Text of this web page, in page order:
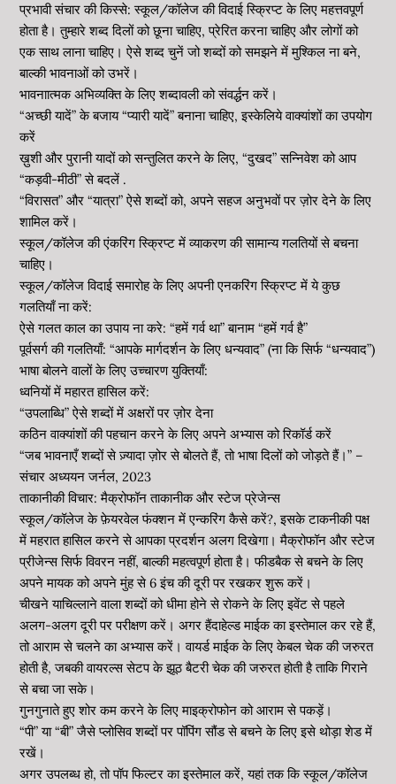
प्रभावी संचार की किस्से: स्कूल/कॉलेज की विदाई स्क्रिप्ट के लिए महत्तवपूर्ण
होता है। तुम्हारे शब्द दिलों को छूना चाहिए, प्रेरित करना चाहिए और लोगों को
एक साथ लाना चाहिए। ऐसे शब्द चुनें जो शब्दों को समझने में मुश्किल ना बने,
बाल्की भावनाओं को उभरें।
भावनाात्मक अभिव्यक्ति के लिए शब्दावली को संवर्द्धन करें।
“अच्छी यादें” के बजाय “प्यारी यादें” बनाना चाहिए, इस्केलिये वाक्यांशों का उपयोग
करें
ख़ुशी और पुरानी यादों को सन्तुलित करने के लिए, “दुखद” सन्निवेश को आप
“कड़वी-मीठी” से बदलें .
“विरासत” और “यात्रा” ऐसे शब्दों को, अपने सहज अनुभवों पर ज़ोर देने के लिए
शामिल करें।
स्कूल/कॉलेज की एंकरिंग स्क्रिप्ट में व्याकरण की सामान्य गलतियों से बचना
चाहिए।
स्कूल/कॉलेज विदाई समारोह के लिए अपनी एनकरिंग स्क्रिप्ट में ये कुछ
गलतियाँ ना करें:
ऐसे गलत काल का उपाय ना करे: “हमें गर्व था” बानाम “हमें गर्व है”
पूर्वसर्ग की गलतियाँ: “आपके मार्गदर्शन के लिए धन्यवाद” (ना कि सिर्फ “धन्यवाद”)
भाषा बोलने वालों के लिए उच्चारण युक्तियाँ:
ध्वनियों में महारत हासिल करें:
“उपलाब्धि” ऐसे शब्दों में अक्षरों पर ज़ोर देना
कठिन वाक्यांशों की पहचान करने के लिए अपने अभ्यास को रिकॉर्ड करें
“जब भावनाएँ शब्दों से ज़्यादा ज़ोर से बोलते हैं, तो भाषा दिलों को जोड़ते हैं।” –
संचार अध्ययन जर्नल, 2023
ताकानीकी विचार: मैक्रोफॉन ताकानीक और स्टेज प्रेजेन्स
स्कूल/कॉलेज के फ़ेयरवेल फंक्शन में एन्करिंग कैसे करें?, इसके टाकनीकी पक्ष
में महरात हासिल करने से आपका प्रदर्शन अलग दिखेगा। मैक्रोफॉन और स्टेज
प्रीजेन्स सिर्फ विवरन नहीं, बाल्की महत्वपूर्ण होता है। फीडबैक से बचने के लिए
अपने मायक को अपने मुंह से 6 इंच की दूरी पर रखकर शुरू करें।
चीखने याचिल्लाने वाला शब्दों को धीमा होने से रोकने के लिए इवेंट से पहले
अलग-अलग दूरी पर परीक्षण करें। अगर हैंदाहेल्ड माईक का इस्तेमाल कर रहे हैं,
तो आराम से चलने का अभ्यास करें। वायर्ड माईक के लिए केबल चेक की जरुरत
होती है, जबकी वायरल्स सेटप के झूठ बैटरी चेक की जरुरत होती है ताकि गिराने
से बचा जा सके।
गुनगुनाते हुए शोर कम करने के लिए माइक्रोफोन को आराम से पकड़ें।
“पी” या “बी” जैसे प्लोसिव शब्दों पर पॉपिंग सौंड से बचने के लिए इसे थोड़ा शेड में
रखें।
अगर उपलब्‍ध हो, तो पॉप फिल्‍टर का इस्‍तेमाल करें, यहां तक ​​कि स्‍कूल/कॉलेज